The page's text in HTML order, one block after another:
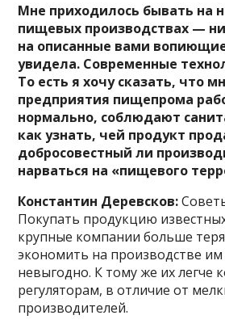
Мне приходилось бывать на
пищевых производствах —
на описанные вами
увидела. Современные
То есть я хочу сказать, что
предприятия пищепрома
нормально, соблюдают
как узнать, чей продукт
добросовестный ли
нарваться на «пищевого
Константин Деревсков:
Покупать продукцию
крупные компании больше
экономить на производстве
невыгодно. К тому же их легче
регуляторам, в отличие от
производителей.